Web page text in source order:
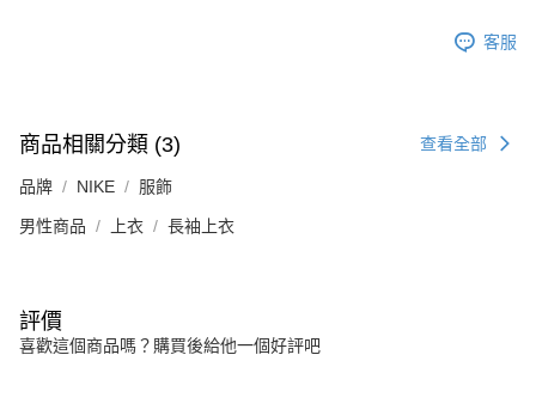
客服
商品相關分類 (3) 查看全部
品牌 NIKE 服飾
男性商品 上衣 長袖上衣
評價
喜歡這個商品嗎？購買後給他一個好評吧